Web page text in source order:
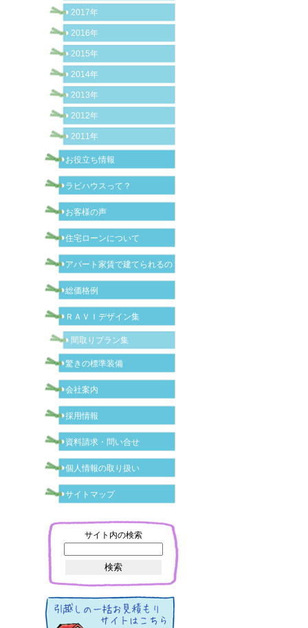
2017年
2016年
2015年
2014年
2013年
2012年
2011年
お役立ち情報
ラビハウスって？
お客様の声
住宅ローンについて
アパート家賃で建てられるの？
総価格例
ＲＡＶＩデザイン集
間取りプラン集
驚きの標準装備
会社案内
採用情報
資料請求・問い合せ
個人情報の取り扱い
サイトマップ
サイト内の検索